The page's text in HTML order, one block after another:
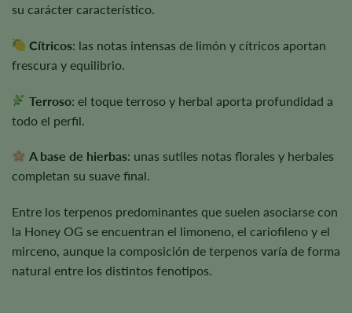
su carácter característico.
Cítricos: las notas intensas de limón y cítricos aportan
frescura y equilibrio.
Terroso: el toque terroso y herbal aporta profundidad a
todo el perfil.
A base de hierbas: unas sutiles notas florales y herbales
completan su suave final.
Entre los terpenos predominantes que suelen asociarse con
la Honey OG se encuentran el limoneno, el cariofileno y el
mirceno, aunque la composición de terpenos varía de forma
natural entre los distintos fenotipos.